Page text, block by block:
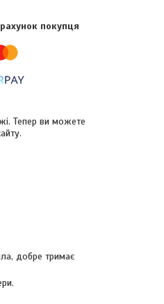
покупця
Тепер ви можете
добре тримає